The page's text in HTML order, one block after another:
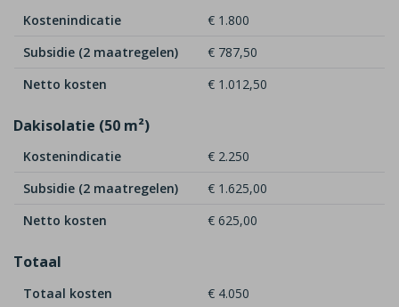
Kostenindicatie
€ 1.800
Subsidie (2 maatregelen)
€ 787,50
Netto kosten
€ 1.012,50
Dakisolatie (50 m²)
Kostenindicatie
€ 2.250
Subsidie (2 maatregelen)
€ 1.625,00
Netto kosten
€ 625,00
Totaal
Totaal kosten € 4.050